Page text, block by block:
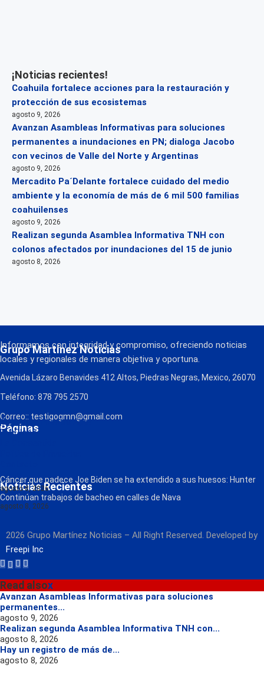
¡Noticias recientes!
Coahuila fortalece acciones para la restauración y
protección de sus ecosistemas
agosto 9, 2026
Avanzan Asambleas Informativas para soluciones
permanentes a inundaciones en PN; dialoga Jacobo
con vecinos de Valle del Norte y Argentinas
agosto 9, 2026
Mercadito Pa´Delante fortalece cuidado del medio
ambiente y la economía de más de 6 mil 500 familias
coahuilenses
agosto 9, 2026
Realizan segunda Asamblea Informativa TNH con
colonos afectados por inundaciones del 15 de junio
agosto 8, 2026
Grupo Martínez Noticias
Informamos con integridad y compromiso, ofreciendo noticias
locales y regionales de manera objetiva y oportuna.
Avenida Lázaro Benavides 412 Altos, Piedras Negras, Mexico, 26070
Teléfono: 878 795 2570
Correo:: testigogmn@gmail.com
Páginas
¡Descarga nuestra App!
FM Globo
Radio
Noticias Recientes
Cáncer que padece Joe Biden se ha extendido a sus huesos: Hunter
agosto 8, 2026
Continúan trabajos de bacheo en calles de Nava
agosto 8, 2026
2026 Grupo Martínez Noticias – All Right Reserved. Developed by
Freepi Inc
Read alsox
Avanzan Asambleas Informativas para soluciones
permanentes...
agosto 9, 2026
Realizan segunda Asamblea Informativa TNH con...
agosto 8, 2026
Hay un registro de más de...
agosto 8, 2026